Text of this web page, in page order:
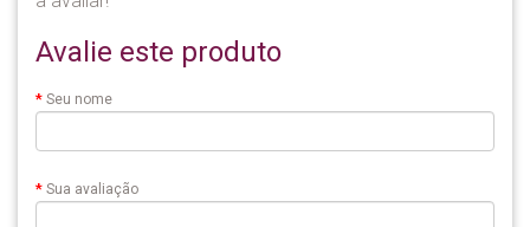
Avalie este produto
Seu nome
Sua avaliação